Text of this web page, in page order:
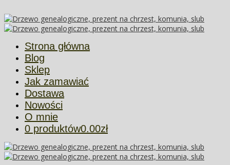
Strona główna
Blog
Sklep
Jak zamawiać
Dostawa
Nowości
O mnie
0 produktów0.00zł